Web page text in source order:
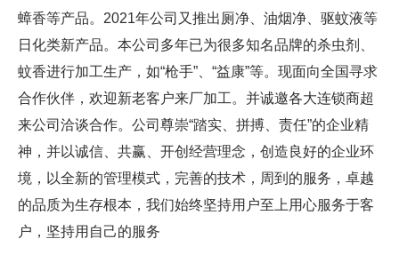
蟑香等产品。2021年公司又推出厕净、油烟净、驱蚊液等
日化类新产品。本公司多年已为很多知名品牌的杀虫剂、
蚊香进行加工生产，如“枪手”、“益康”等。现面向全国寻求
合作伙伴，欢迎新老客户来厂加工。并诚邀各大连锁商超
来公司洽谈合作。公司尊崇“踏实、拼搏、责任”的企业精
神，并以诚信、共赢、开创经营理念，创造良好的企业环
境，以全新的管理模式，完善的技术，周到的服务，卓越
的品质为生存根本，我们始终坚持用户至上用心服务于客
户，坚持用自己的服务